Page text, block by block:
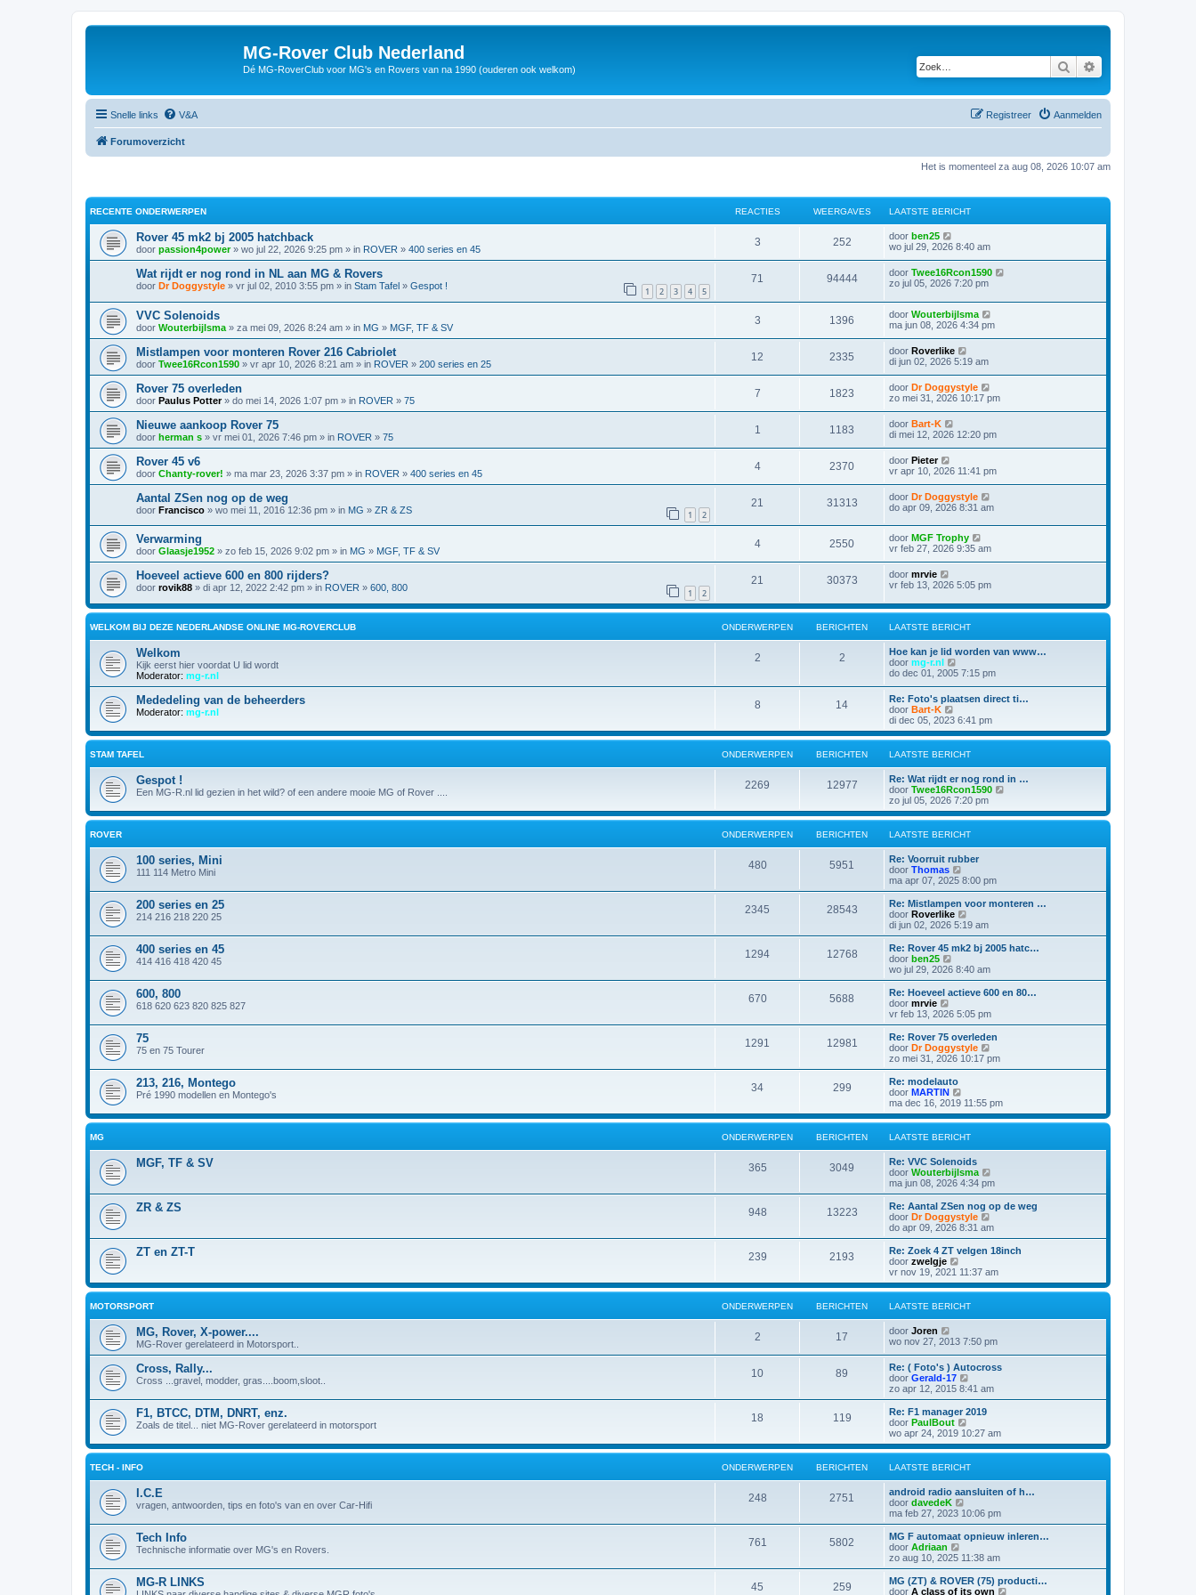
MG-Rover Club Nederland
Dé MG-RoverClub voor MG's en Rovers van na 1990 (ouderen ook welkom) Zoek
Snelle links V&A Aanmelden
Registreer
Forumoverzicht
Het is momenteel za aug 08, 2026 10:07 am
RECENTE ONDERWERPEN REACTIES WEERGAVES LAATSTE BERICHT
Rover 45 mk2 bj 2005 hatchback
door passion4power» wo jul 22, 2026 9:25 pm » in ROVER » 400 series en 45
3 252 door ben25
wo jul 29, 2026 8:40 am
Wat rijdt er nog rond in NL aan MG & Rovers
1 2 3 4 5
door Dr Doggystyle » vr jul 02, 2010 3:55 pm » in Stam Tafel » Gespot !
71 94444 door Twee16Rcon1590
zo jul 05, 2026 7:20 pm
VVC Solenoids
door Wouterbijlsma » za mei 09, 2026 8:24 am » in MG » MGF, TF & SV
3 1396 door Wouterbijlsma
ma jun 08, 2026 4:34 pm
Mistlampen voor monteren Rover 216 Cabriolet
door Twee16Rcon1590 » vr apr 10, 2026 8:21 am » in ROVER » 200 series en 25
12 2335 door Roverlike
di jun 02, 2026 5:19 am
Rover 75 overleden
door Paulus Potter» do mei 14, 2026 1:07 pm » in ROVER » 75
7 1823 door Dr Doggystyle
zo mei 31, 2026 10:17 pm
Nieuwe aankoop Rover 75
door herman s » vr mei 01, 2026 7:46 pm » in ROVER » 75
1 1183 door Bart-K
di mei 12, 2026 12:20 pm
Rover 45 v6
door Chanty-rover! » ma mar 23, 2026 3:37 pm » in ROVER » 400 series en 45
4 2370 door Pieter
vr apr 10, 2026 11:41 pm
Aantal ZSen nog op de weg
1 2
door Francisco » wo mei 11, 2016 12:36 pm » in MG » ZR & ZS
21 31313 door Dr Doggystyle
do apr 09, 2026 8:31 am
Verwarming
door Glaasje1952 » zo feb 15, 2026 9:02 pm » in MG » MGF, TF & SV
4 2550 door MGF Trophy
vr feb 27, 2026 9:35 am
Hoeveel actieve 600 en 800 rijders?
1 2
door rovik88 » di apr 12, 2022 2:42 pm » in ROVER » 600, 800
21 30373 door mrvie
vr feb 13, 2026 5:05 pm
WELKOM BIJ DEZE NEDERLANDSE ONLINE MG-ROVERCLUB ONDERWERPEN BERICHTEN LAATSTE BERICHT
Welkom
Kijk eerst hier voordat U lid wordt
Moderator: mg-r.nl
2 2
Hoe kan je lid worden van www…
door mg-r.nl
e
j
k
l
a
t
s
t
e
b
e
r
i
h
t
do dec 01, 2005 7:15 pm
Mededeling van de beheerders
Moderator: mg-r.nl
8 14
Re: Foto's plaatsen direct ti…
door Bart-K
e
k
i
j
a
a
t
s
e
b
e
r
i
c
h
t
di dec 05, 2023 6:41 pm
STAM TAFEL ONDERWERPEN BERICHTEN LAATSTE BERICHT
Gespot !
Een MG-R.nl lid gezien in het wild? of een andere mooie MG of Rover ....
2269 12977
Re: Wat rijdt er nog rond in …
door Twee16Rcon1590
k
i
s
t
e
r
h
t
zo jul 05, 2026 7:20 pm
ROVER ONDERWERPEN BERICHTEN LAATSTE BERICHT
100 series, Mini
111 114 Metro Mini
480 5951
Re: Voorruit rubber
door Thomas
e
k
j
k
a
a
s
e
e
r
i
c
h
t
ma apr 07, 2025 8:00 pm
200 series en 25
214 216 218 220 25
2345 28543
Re: Mistlampen voor monteren …
door Roverlike
e
k
i
k
a
t
s
e
b
e
r
h
t
di jun 02, 2026 5:19 am
400 series en 45
414 416 418 420 45
1294 12768
Re: Rover 45 mk2 bj 2005 hatc…
door ben25
e
k
i
k
a
t
s
e
b
e
r
c
h
t
wo jul 29, 2026 8:40 am
600, 800
618 620 623 820 825 827
670 5688
Re: Hoeveel actieve 600 en 80…
door mrvie
e
k
i
j
k
a
a
t
s
t
b
e
r
i
c
h
t
vr feb 13, 2026 5:05 pm
75
75 en 75 Tourer
1291 12981
Re: Rover 75 overleden
door Dr Doggystyle
e
k
k
l
a
s
b
e
r
c
h
t
zo mei 31, 2026 10:17 pm
213, 216, Montego
Pré 1990 modellen en Montego's
34 299
Re: modelauto
door MARTIN
e
k
i
j
a
a
t
s
t
e
b
e
r
c
h
t
ma dec 16, 2019 11:55 pm
MG ONDERWERPEN BERICHTEN LAATSTE BERICHT
MGF, TF & SV 365 3049
Re: VVC Solenoids
door Wouterbijlsma
e
k
i
k
a
a
s
t
e
i
c
h
t
ma jun 08, 2026 4:34 pm
ZR & ZS 948 13223
Re: Aantal ZSen nog op de weg
door Dr Doggystyle
e
k
i
k
a
s
e
b
e
i
c
do apr 09, 2026 8:31 am
ZT en ZT-T 239 2193
Re: Zoek 4 ZT velgen 18inch
door zwelgje
e
k
i
j
a
t
s
t
e
b
e
r
c
h
t
vr nov 19, 2021 11:37 am
MOTORSPORT ONDERWERPEN BERICHTEN LAATSTE BERICHT
MG, Rover, X-power....
MG-Rover gerelateerd in Motorsport..
2 17 door Joren
e
j
k
l
a
a
t
s
t
e
b
e
r
i
c
h
t
wo nov 27, 2013 7:50 pm
Cross, Rally...
Cross ...gravel, modder, gras....boom,sloot..
10 89
Re: ( Foto's ) Autocross
door Gerald-17
e
k
i
k
a
a
s
t
b
e
r
c
h
t
zo apr 12, 2015 8:41 am
F1, BTCC, DTM, DNRT, enz.
Zoals de titel... niet MG-Rover gerelateerd in motorsport
18 119
Re: F1 manager 2019
door PaulBout
e
k
i
j
a
t
s
t
b
e
r
i
wo apr 24, 2019 10:27 am
TECH - INFO ONDERWERPEN BERICHTEN LAATSTE BERICHT
I.C.E
vragen, antwoorden, tips en foto's van en over Car-Hifi
248 2751
android radio aansluiten of h…
door davedeK
e
k
i
k
a
a
ma feb 27, 2023 10:06 pm
Tech Info
Technische informatie over MG's en Rovers.
761 5802
MG F automaat opnieuw inleren…
door Adriaan
e
k
i
j
zo aug 10, 2025 11:38 am
MG-R LINKS 45 259
MG (ZT) & ROVER (75) producti…
door A class of its own